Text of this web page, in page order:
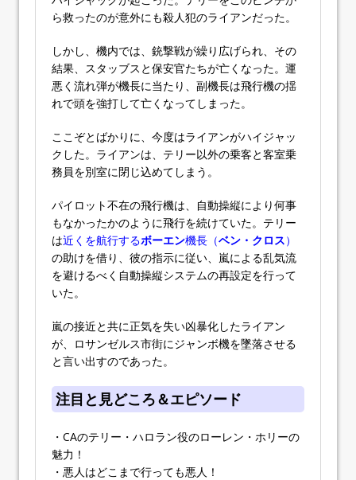
ら救ったのが意外にも殺人犯のライアンだった。
しかし、機内では、銃撃戦が繰り広げられ、その
結果、スタッブスと保安官たちが亡くなった。運
悪く流れ弾が機長に当たり、副機長は飛行機の揺
れで頭を強打して亡くなってしまった。
ここぞとばかりに、今度はライアンがハイジャッ
クした。ライアンは、テリー以外の乗客と客室乗
務員を別室に閉じ込めてしまう。
パイロット不在の飛行機は、自動操縦により何事
もなかったかのように飛行を続けていた。テリー
は近くを航行するボーエン機長（ベン・クロス）
の助けを借り、彼の指示に従い、嵐による乱気流
を避けるべく自動操縦システムの再設定を行って
いた。
嵐の接近と共に正気を失い凶暴化したライアン
が、ロサンゼルス市街にジャンボ機を墜落させる
と言い出すのであった。
注目と見どころ＆エピソード
・CAのテリー・ハロラン役のローレン・ホリーの
魅力！
・悪人はどこまで行っても悪人！